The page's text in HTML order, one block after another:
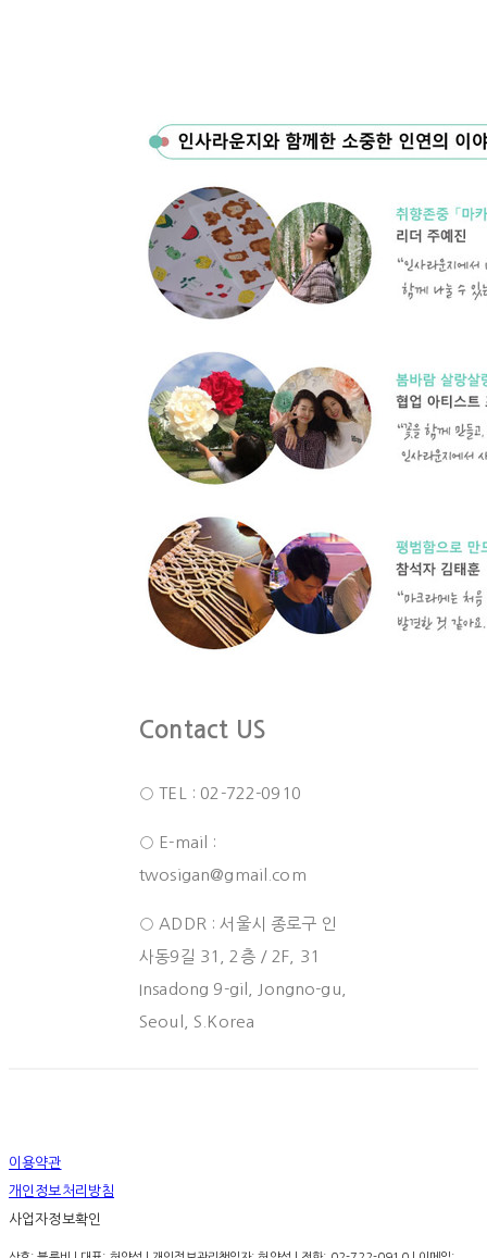
Contact US
○ TEL : 02-722-0910
○ E-mail :
twosigan@gmail.com
○ ADDR : 서울시 종로구 인
사동9길 31, 2층 / 2F, 31
Insadong 9-gil, Jongno-gu,
Seoul, S.Korea
이용약관
개인정보처리방침
사업자정보확인